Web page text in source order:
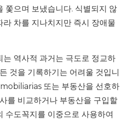
쫓으며 보냈습니다. 식별되지 않
차를 지나치지만 즉시 장애물
역사적 과거는 극도로 정교하
것을 기록하기는 어려울 것입니
또는 부동산을 선호하
를 비교하거나 부동산을 구입할
수도꼭지를 이중으로 사용하여